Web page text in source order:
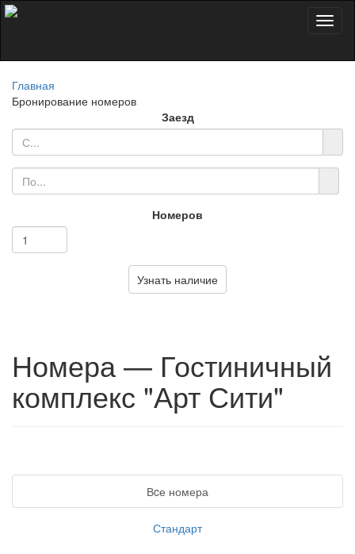
Главная
Бронирование номеров
Заезд
Номеров
Узнать наличие
Номера — Гостиничный
комплекс "Арт Сити"
Вcе номера
Стандарт